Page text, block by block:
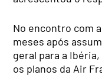
No encontro com
meses após
geral para a
os planos da Air